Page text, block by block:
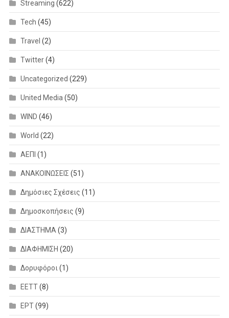
Streaming (622)
Tech (45)
Travel (2)
Twitter(4)
Uncategorized (229)
United Media (50)
WIND (46)
World (22)
ΑΕΠΙ (1)
ΑΝΑΚΟΙΝΩΣΕΙΣ (51)
Δημόσιες Σχέσεις (11)
Δημοσκοπήσεις (9)
ΔΙΑΣΤΗΜΑ (3)
ΔΙΑΦΗΜΙΣΗ (20)
Δορυφόροι (1)
ΕΕΤΤ(8)
ΕΡΤ(99)